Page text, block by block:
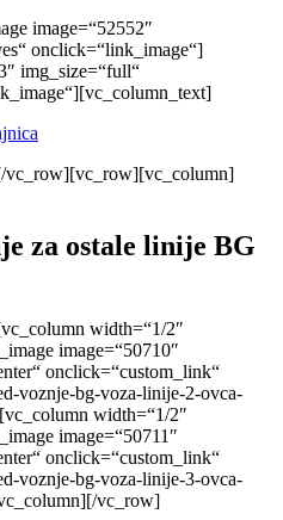
image=“52552″
onclick=“link_image“]
img_size=“full“
vc_row][vc_row][vc_column]
za ostale linije BG
width=“1/2″
image=“50710″
onclick=“custom_link“
voznje-bg-voza-linije-2-ovca-
width=“1/2″
image=“50711″
onclick=“custom_link“
voznje-bg-voza-linije-3-ovca-
vc_row]